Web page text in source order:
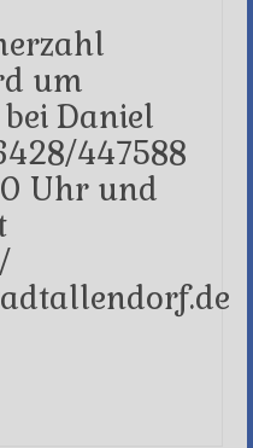
um
Daniel
447588
Uhr und